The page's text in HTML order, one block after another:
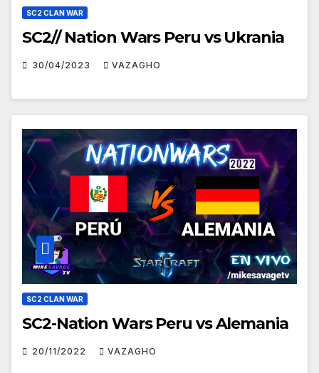
SC2 CLAN WAR
SC2// Nation Wars Peru vs Ukrania
30/04/2023 VAZAGHO
SC2 CLAN WAR
SC2-Nation Wars Peru vs Alemania
20/11/2022 VAZAGHO